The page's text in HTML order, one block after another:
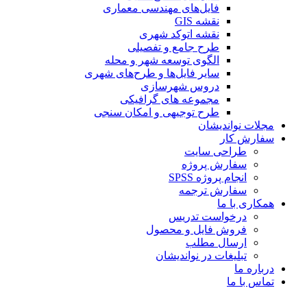
فایل‌های مهندسی معماری
نقشه GIS
نقشه اتوکد شهری
طرح جامع و تفصیلی
الگوی توسعه شهر و محله
سایر فایل‌ها و طرح‌های شهری
دروس شهرسازی
مجموعه های گرافیکی
طرح توجیهی و امکان سنجی
مجلات نواندیشان
سفارش کار
طراحی سایت
سفارش پروژه
انجام پروژه SPSS
سفارش ترجمه
همکاری با ما
درخواست تدریس
فروش فایل و محصول
ارسال مطلب
تبلیغات در نواندیشان
درباره ما
تماس با ما